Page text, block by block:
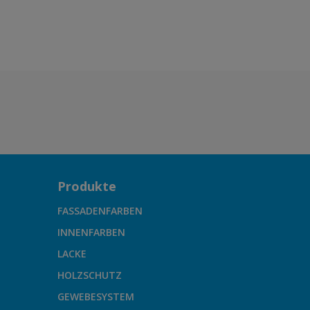
Produkte
FASSADENFARBEN
INNENFARBEN
LACKE
HOLZSCHUTZ
GEWEBESYSTEM